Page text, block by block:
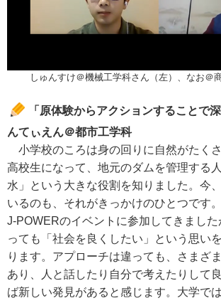
しゅんすけ＠機械工学科さん（左）、なお＠
「原体験からアクションすることで
んてぃえん＠都市工学科
小学校のころは身の回りに自然がたくさ
高校生になって、地元のダムを管理する
水」という大きな役割を知りました。今
いるのも、それがきっかけのひとつです
J-POWERのイベントに参加してきまし
っても「社会を良くしたい」という思い
ります。アプローチは違っても、さまざ
あり、人と話したり自分で考えたりして
ば新しい発見があると感じます。大学で